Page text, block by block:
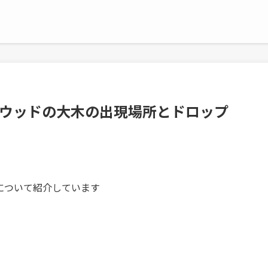
ッドの大木の出現場所とドロップ
いて紹介しています